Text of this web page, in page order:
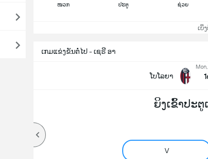
ໜວກ ປະຕູ ຊ່ວຍ
ເບິ່
ເກມແຂ່ງຂັນຕໍ່ໄປ - ເຊຣີ ອາ
ໂບໂລຍາ
ຍິງເຂົ້າປະຕູ
V